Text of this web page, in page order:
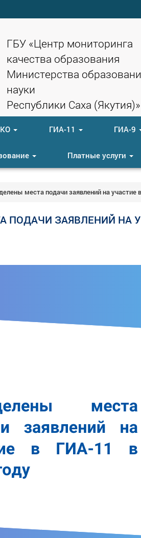
ГБУ «Центр мониторинга
качества образования
Министерства
науки
Республики Саха (Якутия)»
ГИА-11 ГИА-9
Платные услуги
места подачи заявлений на участие
ПОДАЧИ ЗАЯВЛЕНИЙ НА